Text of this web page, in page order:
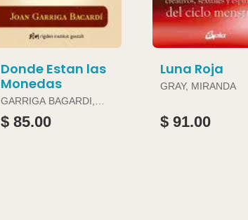
Donde Estan las
Monedas
GARRIGA BAGARDI,
JOAN
$ 85.00
Luna Roja
GRAY, MIRANDA
$ 91.00